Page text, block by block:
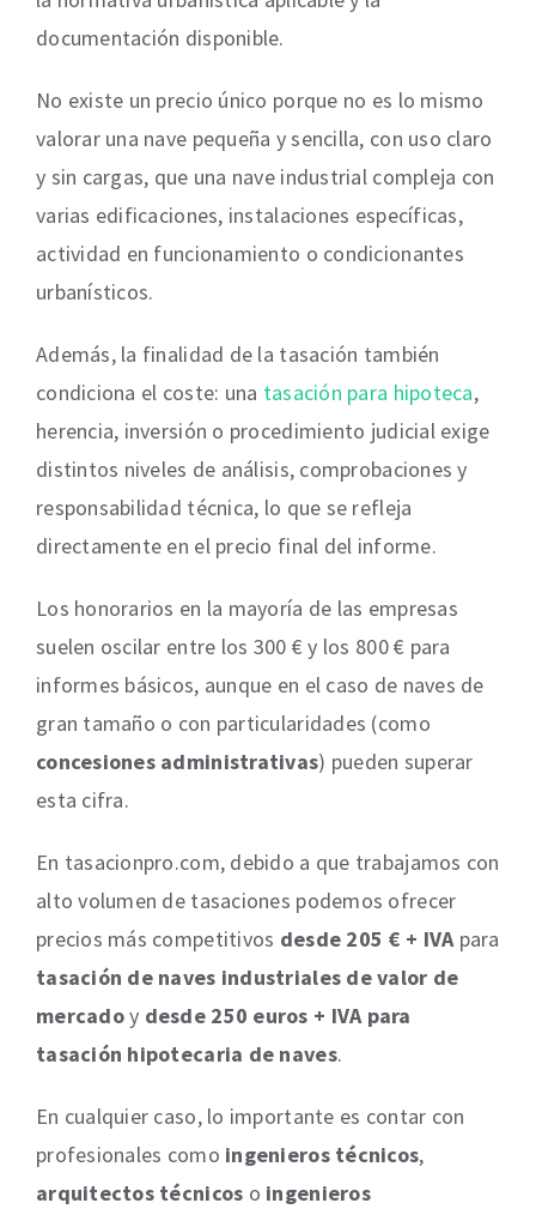
documentación disponible.
No existe un precio único porque no es lo mismo
valorar una nave pequeña y sencilla, con uso claro
y sin cargas, que una nave industrial compleja con
varias edificaciones, instalaciones específicas,
actividad en funcionamiento o condicionantes
urbanísticos.
Además, la finalidad de la tasación también
condiciona el coste: una tasación para hipoteca,
herencia, inversión o procedimiento judicial exige
distintos niveles de análisis, comprobaciones y
responsabilidad técnica, lo que se refleja
directamente en el precio final del informe.
Los honorarios en la mayoría de las empresas
suelen oscilar entre los 300 € y los 800 € para
informes básicos, aunque en el caso de naves de
gran tamaño o con particularidades (como
concesiones administrativas) pueden superar
esta cifra.
En tasacionpro.com, debido a que trabajamos con
alto volumen de tasaciones podemos ofrecer
precios más competitivos desde 205 € + IVApara
tasación de naves industriales de valor de
mercadoy desde 250 euros + IVA para
tasación hipotecaria de naves.
En cualquier caso, lo importante es contar con
profesionales como ingenieros técnicos,
arquitectos técnicos o ingenieros